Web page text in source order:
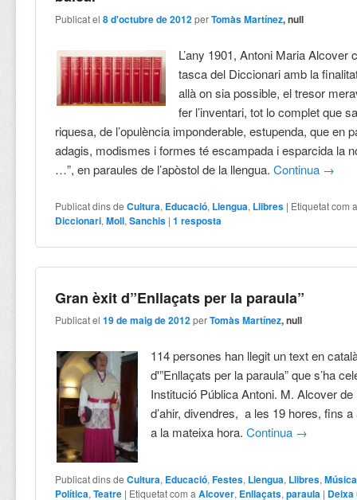
Publicat el8 d'octubre de 2012 perTomàs Martínez, null
L’any 1901, Antoni Maria Alcover
tasca del Diccionari amb la
allà on sia possible, el tresor
fer l’inventari, tot lo complet que
riquesa, de l’opulència imponderable, estupenda, que en
adagis, modismes i formes té escampada i esparcida la
…”, en paraules de l’apòstol de la llengua.Continua →
Publicat dins de Cultura, Educació, Llengua, Llibres | Etiquetat com
Diccionari,Moll,Sanchis |1 resposta
Gran èxit d”Enllaçats per la paraula”
Publicat el19 de maig de 2012 perTomàs Martínez, null
114 persones han llegit un text en
d'”Enllaçats per la paraula” que s’ha
Institució Pública Antoni. M. Alcover
d’ahir, divendres, a les 19 hores, fins
a la mateixa hora.Continua →
Publicat dins de Cultura, Educació,Festes, Llengua, Llibres,Música
Política,Teatre | Etiquetat com a Alcover, Enllaçats,paraula |